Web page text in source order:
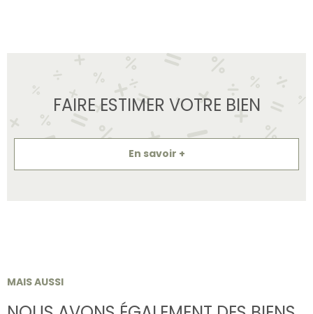
FAIRE ESTIMER VOTRE BIEN
En savoir +
MAIS AUSSI